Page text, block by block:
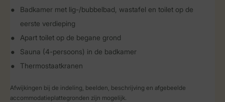
Badkamer met lig-/bubbelbad, wastafel en toilet op de
eerste verdieping
Apart toilet op de begane grond
Sauna (4-persoons) in de badkamer
Thermostaatkranen
Afwijkingen bij de indeling, beelden, beschrijving en afgebeelde
accommodatieplattegronden zijn mogelijk.